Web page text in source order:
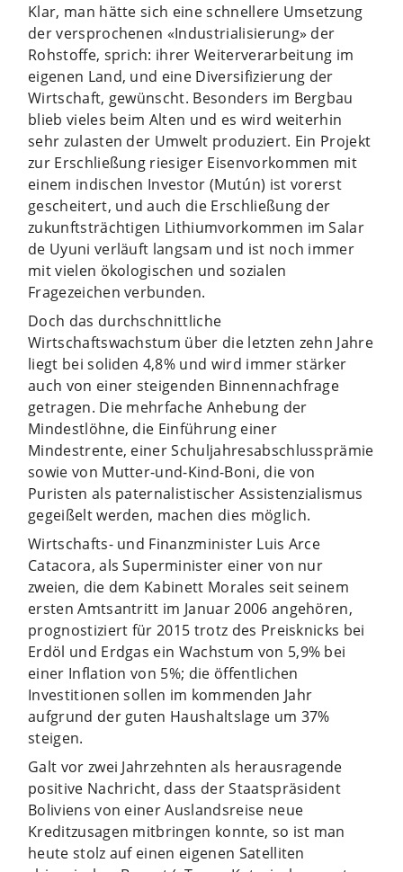
Klar, man hätte sich eine schnellere Umsetzung
der versprochenen «Industrialisierung» der
Rohstoffe, sprich: ihrer Weiterverarbeitung im
eigenen Land, und eine Diversifizierung der
Wirtschaft, gewünscht. Besonders im Bergbau
blieb vieles beim Alten und es wird weiterhin
sehr zulasten der Umwelt produziert. Ein Projekt
zur Erschließung riesiger Eisenvorkommen mit
einem indischen Investor (Mutún) ist vorerst
gescheitert, und auch die Erschließung der
zukunftsträchtigen Lithiumvorkommen im Salar
de Uyuni verläuft langsam und ist noch immer
mit vielen ökologischen und sozialen
Fragezeichen verbunden.
Doch das durchschnittliche
Wirtschaftswachstum über die letzten zehn Jahre
liegt bei soliden 4,8% und wird immer stärker
auch von einer steigenden Binnennachfrage
getragen. Die mehrfache Anhebung der
Mindestlöhne, die Einführung einer
Mindestrente, einer Schuljahresabschlussprämie
sowie von Mutter-und-Kind-Boni, die von
Puristen als paternalistischer Assistenzialismus
gegeißelt werden, machen dies möglich.
Wirtschafts- und Finanzminister Luis Arce
Catacora, als Superminister einer von nur
zweien, die dem Kabinett Morales seit seinem
ersten Amtsantritt im Januar 2006 angehören,
prognostiziert für 2015 trotz des Preisknicks bei
Erdöl und Erdgas ein Wachstum von 5,9% bei
einer Inflation von 5%; die öffentlichen
Investitionen sollen im kommenden Jahr
aufgrund der guten Haushaltslage um 37%
steigen.
Galt vor zwei Jahrzehnten als herausragende
positive Nachricht, dass der Staatspräsident
Boliviens von einer Auslandsreise neue
Kreditzusagen mitbringen konnte, so ist man
heute stolz auf einen eigenen Satelliten